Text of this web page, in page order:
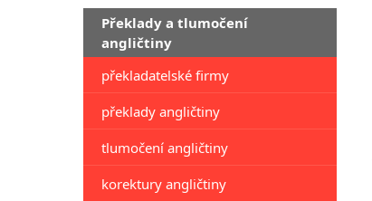
Překlady a tlumočení
angličtiny
překladatelské firmy
překlady angličtiny
tlumočení angličtiny
korektury angličtiny